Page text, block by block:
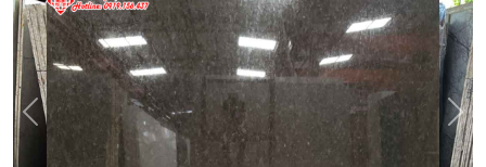
Previous